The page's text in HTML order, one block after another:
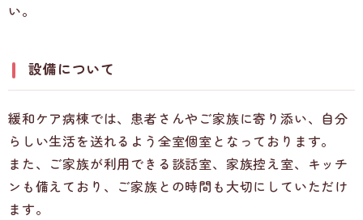
い。
設備について
緩和ケア病棟では、患者さんやご家族に寄り添い、自分
らしい生活を送れるよう全室個室となっております。
また、ご家族が利用できる談話室、家族控え室、キッチ
ンも備えており、ご家族との時間も大切にしていただけ
ます。